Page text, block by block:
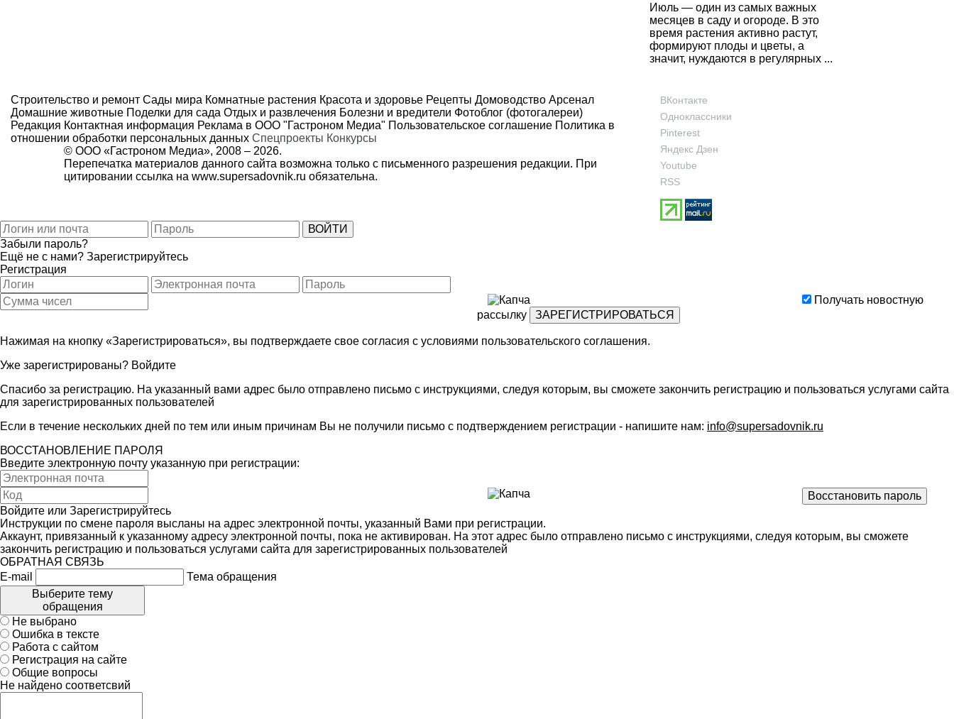
Июль — один из самых важных
месяцев в саду и огороде. В это
время растения активно растут,
формируют плоды и цветы, а
значит, нуждаются в регулярных ...
Строительство и ремонт Сады мира Комнатные растения Красота и здоровье Рецепты Домоводство Арсенал
Домашние животные Поделки для сада Отдых и развлечения Болезни и вредители Фотоблог (фотогалереи)
Редакция Контактная информация Реклама в ООО "Гастроном Медиа" Пользовательское соглашение Политика в
отношении обработки персональных данных Спецпроекты Конкурсы
© ООО «Гастроном Медиа», 2008 – 2026.
Перепечатка материалов данного сайта возможна только с письменного разрешения редакции. При
цитировании ссылка на www.supersadovnik.ru обязательна.
ВКонтакте
Одноклассники
Pinterest
Яндекс Дзен
Youtube
RSS
Забыли пароль?
Ещё не с нами? Зарегистрируйтесь
Регистрация
Получать новостную
рассылку
Нажимая на кнопку «Зарегистрироваться», вы подтверждаете свое согласия с условиями пользовательского соглашения.
Уже зарегистрированы? Войдите
Спасибо за регистрацию. На указанный вами адрес было отправлено письмо с инструкциями, следуя которым, вы сможете закончить регистрацию и пользоваться услугами сайта
для зарегистрированных пользователей
Если в течение нескольких дней по тем или иным причинам Вы не получили письмо с подтверждением регистрации - напишите нам: info@supersadovnik.ru
ВОССТАНОВЛЕНИЕ ПАРОЛЯ
Введите электронную почту указанную при регистрации:
Войдите или Зарегистрируйтесь
Инструкции по смене пароля высланы на адрес электронной почты, указанный Вами при регистрации.
Аккаунт, привязанный к указанному адресу электронной почты, пока не активирован. На этот адрес было отправлено письмо с инструкциями, следуя которым, вы сможете
закончить регистрацию и пользоваться услугами сайта для зарегистрированных пользователей
ОБРАТНАЯ СВЯЗЬ
E-mail
Тема обращения
Выберите тему
обращения
Не выбрано
Ошибка в тексте
Работа с сайтом
Регистрация на сайте
Общие вопросы
Не найдено соответсвий